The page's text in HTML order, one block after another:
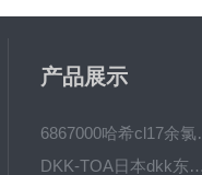
产品展示
6867000
DKK-TOA日本dkk东亚电